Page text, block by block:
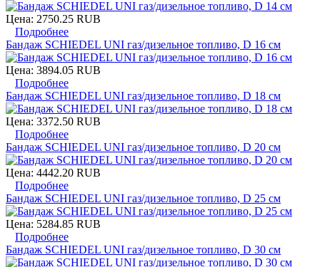
Цена: 2750.25 RUB
Подробнее
Бандаж SCHIEDEL UNI газ/дизельное топливо, D 16 см
Цена: 3894.05 RUB
Подробнее
Бандаж SCHIEDEL UNI газ/дизельное топливо, D 18 см
Цена: 3372.50 RUB
Подробнее
Бандаж SCHIEDEL UNI газ/дизельное топливо, D 20 см
Цена: 4442.20 RUB
Подробнее
Бандаж SCHIEDEL UNI газ/дизельное топливо, D 25 см
Цена: 5284.85 RUB
Подробнее
Бандаж SCHIEDEL UNI газ/дизельное топливо, D 30 см